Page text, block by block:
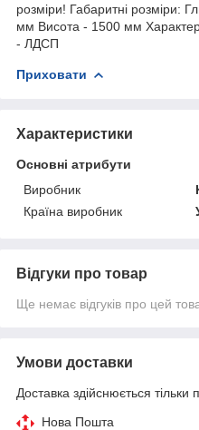
розміри! Габаритні
мм Висота - 1500 мм
- ЛДСП
Приховати
Характеристики
Основні атрибути
Виробник
Країна виробник
Відгуки про товар
Ще немає відгуків про цей
Умови доставки
Доставка здійснюється тільки
Нова Пошта